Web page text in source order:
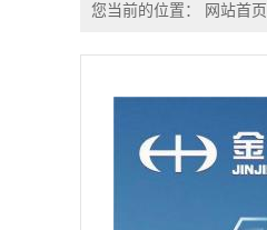
您当前的位置： 网站首页